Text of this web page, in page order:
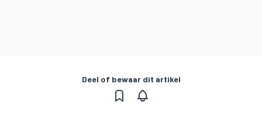
Deel of bewaar dit artikel